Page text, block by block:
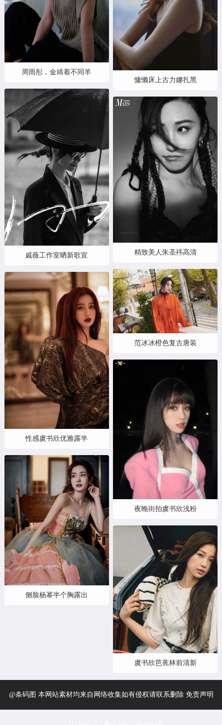
周雨彤，金靖着不同羊
戚薇工作室晒新歌宣
性感虞书欣优雅露半
侧脸杨幂半个胸露出
慵懒床上古力娜扎黑
精致美人朱圣祎高清
范冰冰橙色复古唐装
夜晚街拍虞书欣浅粉
虞书欣芭蕉林前清新
@条码图 本网站素材均来自网络收集如有侵权请联系删除 免责声明